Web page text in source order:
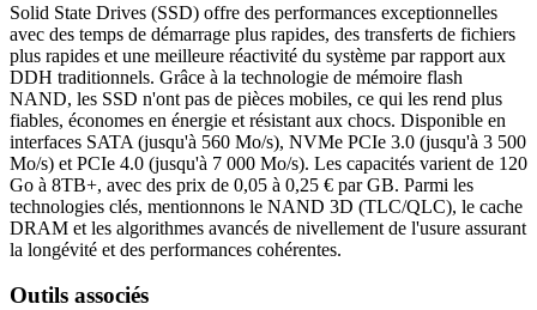
Solid State Drives (SSD) offre des performances exceptionnelles
avec des temps de démarrage plus rapides, des transferts de fichiers
plus rapides et une meilleure réactivité du système par rapport aux
DDH traditionnels. Grâce à la technologie de mémoire flash
NAND, les SSD n'ont pas de pièces mobiles, ce qui les rend plus
fiables, économes en énergie et résistant aux chocs. Disponible en
interfaces SATA (jusqu'à 560 Mo/s), NVMe PCIe 3.0 (jusqu'à 3 500
Mo/s) et PCIe 4.0 (jusqu'à 7 000 Mo/s). Les capacités varient de 120
Go à 8TB+, avec des prix de 0,05 à 0,25 € par GB. Parmi les
technologies clés, mentionnons le NAND 3D (TLC/QLC), le cache
DRAM et les algorithmes avancés de nivellement de l'usure assurant
la longévité et des performances cohérentes.
Outils associés